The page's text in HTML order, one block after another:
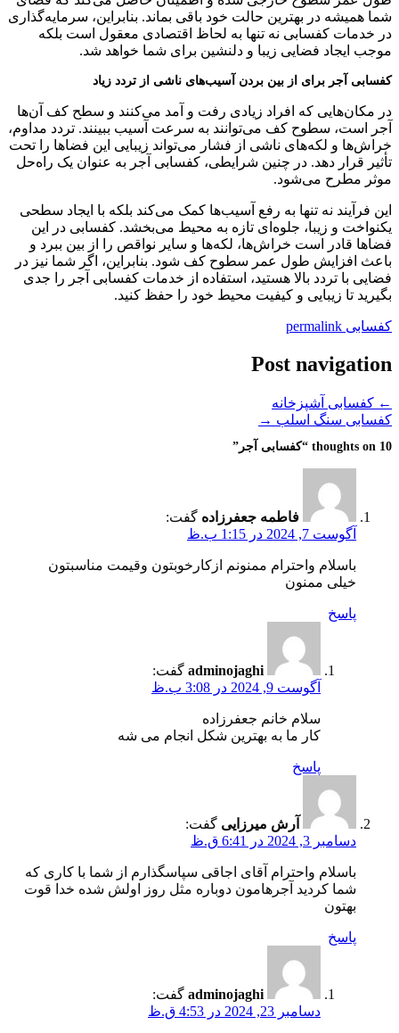
شما همیشه در بهترین حالت خود باقی بماند. بنابراین، سرمایه‌گذاری
در خدمات کفسابی نه تنها به لحاظ اقتصادی معقول است بلکه
موجب ایجاد فضایی زیبا و دلنشین برای شما خواهد شد.
کفسابی آجر برای از بین بردن آسیب‌های ناشی از تردد زیاد
در مکان‌هایی که افراد زیادی رفت و آمد می‌کنند و سطح کف آن‌ها
آجر است، سطوح کف می‌توانند به سرعت آسیب ببینند. تردد مداوم،
خراش‌ها و لکه‌های ناشی از فشار می‌تواند زیبایی این فضاها را تحت
تأثیر قرار دهد. در چنین شرایطی، کفسابی آجر به عنوان یک راه‌حل
موثر مطرح می‌شود.
این فرآیند نه تنها به رفع آسیب‌ها کمک می‌کند بلکه با ایجاد سطحی
یکنواخت و زیبا، جلوه‌ای تازه به محیط می‌بخشد. کفسابی در این
فضاها قادر است خراش‌ها، لکه‌ها و سایر نواقص را از بین ببرد و
باعث افزایش طول عمر سطوح کف شود. بنابراین، اگر شما نیز در
فضایی با تردد بالا هستید، استفاده از خدمات کفسابی آجر را جدی
بگیرید تا زیبایی و کیفیت محیط خود را حفظ کنید.
کفسابی
Post navigation
← کفسابی آشپزخانه
کفسابی سنگ اسلب →
10 thoughts on “ کفسابی آجر ”
فاطمه جعفرزاده گفت:
آگوست 7, 2024 در 1:15 ب.ظ
باسلام واحترام ممنونم ازکارخوبتون وقیمت مناسبتون
خیلی ممنون
پاسخ
adminojaghi گفت:
آگوست 9, 2024 در 3:08 ب.ظ
سلام خانم جعفرزاده
کار ما به بهترین شکل انجام می شه
پاسخ
آرش میرزایی گفت:
دسامبر 3, 2024 در 6:41 ق.ظ
باسلام واحترام آقای اجاقی سپاسگذارم از شما با کاری که
شما کردید آجرهامون دوباره مثل روز اولش شده خدا قوت
بهتون
پاسخ
adminojaghi گفت:
دسامبر 23, 2024 در 4:53 ق.ظ